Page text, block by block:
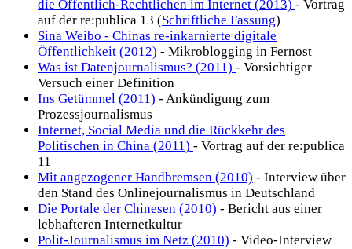
die Öffentlich-Rechtlichen im Internet (2013) - Vortrag
auf der re:publica 13 (Schriftliche Fassung)
Sina Weibo - Chinas re-inkarnierte digitale
Öffentlichkeit (2012) - Mikroblogging in Fernost
Was ist Datenjournalismus? (2011) - Vorsichtiger
Versuch einer Definition
Ins Getümmel (2011) - Ankündigung zum
Prozessjournalismus
Internet, Social Media und die Rückkehr des
Politischen in China (2011) - Vortrag auf der re:publica
11
Mit angezogener Handbremsen (2010) - Interview über
den Stand des Onlinejournalismus in Deutschland
Die Portale der Chinesen (2010) - Bericht aus einer
lebhafteren Internetkultur
Polit-Journalismus im Netz (2010) - Video-Interview